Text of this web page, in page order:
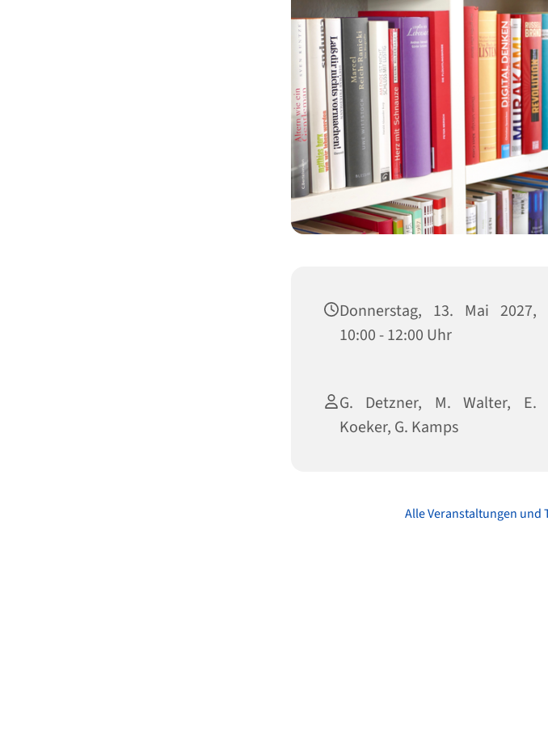
Donnerstag, 13. Mai 2027,
10:00 - 12:00 Uhr
G. Detzner, M. Walter, E.
Koeker, G. Kamps
Alle Veranstaltungen und